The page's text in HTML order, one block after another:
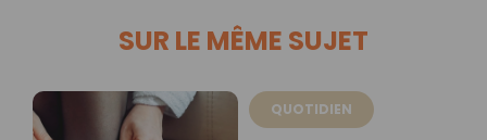
SUR LE MÊME SUJET
QUOTIDIEN